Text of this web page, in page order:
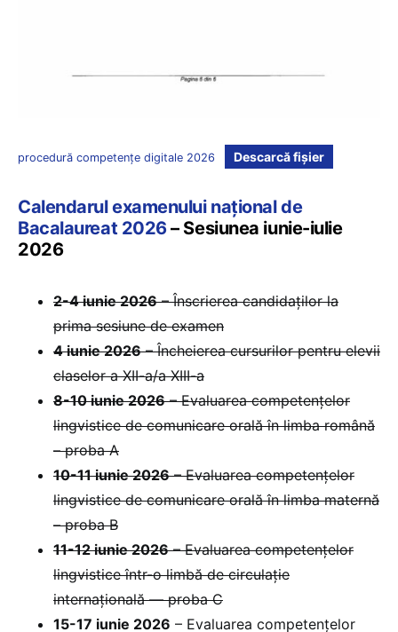
procedură competențe digitale 2026 Descarcă fișier
Calendarul examenului național de
Bacalaureat 2026– Sesiunea iunie-iulie
2026
2-4 iunie 2026– Înscrierea candidaților la
prima sesiune de examen
4 iunie 2026– Încheierea cursurilor pentru elevii
claselor a XII-a/a XIII-a
8-10 iunie 2026– Evaluarea competențelor
lingvistice de comunicare orală în limba română
– proba A
10-11 iunie 2026– Evaluarea competențelor
lingvistice de comunicare orală în limba maternă
– proba B
11-12 iunie 2026– Evaluarea competențelor
lingvistice într-o limbă de circulație
internațională — proba C
15-17 iunie 2026 – Evaluarea competențelor